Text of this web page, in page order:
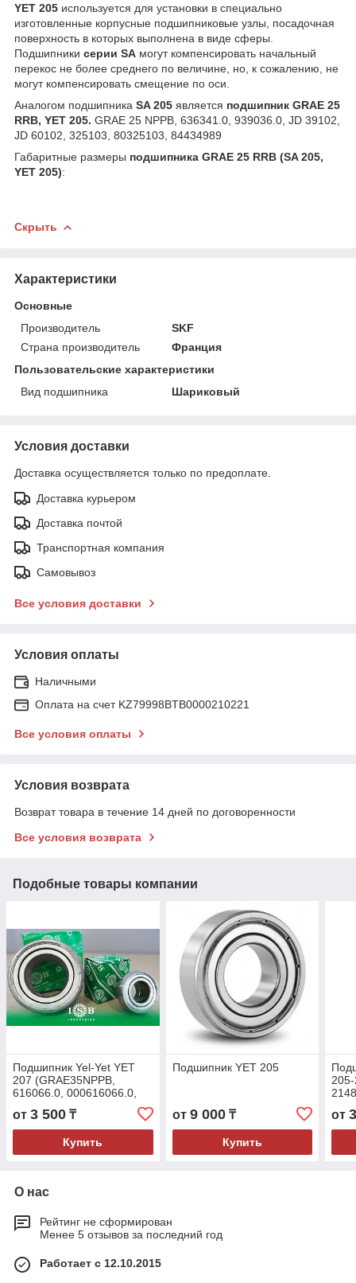
YET 205 используется для установки в специально
изготовленные корпусные подшипниковые узлы, посадочная
поверхность в которых выполнена в виде сферы.
Подшипники серии SA могут компенсировать начальный
перекос не более среднего по величине, но, к сожалению, не
могут компенсировать смещение по оси.
Аналогом подшипника SA 205 является подшипник GRAE 25
RRB, YET 205. GRAE 25 NPPB, 636341.0, 939036.0, JD 39102,
JD 60102, 325103, 80325103, 84434989
Габаритные размеры подшипника GRAE 25 RRB (SA 205,
YET 205):
Скрыть
Характеристики
Основные
Производитель
SKF
Страна производитель
Франция
Пользовательские характеристики
Вид подшипника
Шариковый
Условия доставки
Доставка осуществляется только по предоплате.
Доставка курьером
Доставка почтой
Транспортная компания
Самовывоз
Все условия доставки
Условия оплаты
Наличными
Оплата на счет KZ79998BTB0000210221
Все условия оплаты
Условия возврата
Возврат товара в течение 14 дней по договоренности
Все условия возврата
Подобные товары компании
Подшипник Yel-Yet YET
207 (GRAE35NPPB,
616066.0, 000616066.0,
AH132823, AZ19427,
AZ19428, 322360, AD
-104932,
от 3 500 ₸
Купить
Подшипник YET 205
от 9 000₸
Купить
от
О нас
Рейтинг не сформирован
Менее 5 отзывов за последний год
Работает с 12.10.2015